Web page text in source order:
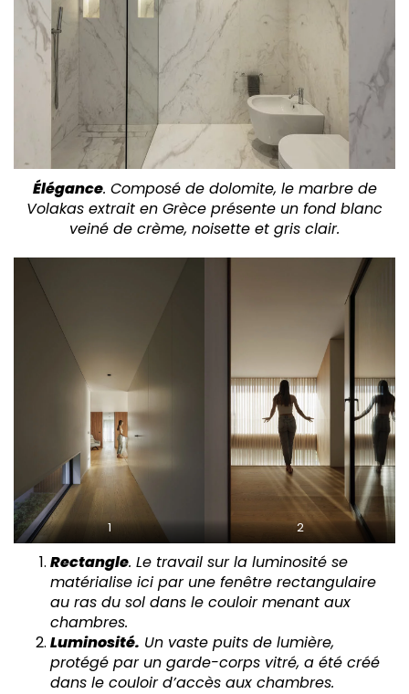
Élégance. Composé de dolomite, le marbre de
Volakas extrait en Grèce présente un fond blanc
veiné de crème, noisette et gris clair.
1 2
Rectangle. Le travail sur la luminosité se
matérialise ici par une fenêtre rectangulaire
au ras du sol dans le couloir menant aux
chambres.
Luminosité. Un vaste puits de lumière,
protégé par un garde-corps vitré, a été créé
dans le couloir d’accès aux chambres.